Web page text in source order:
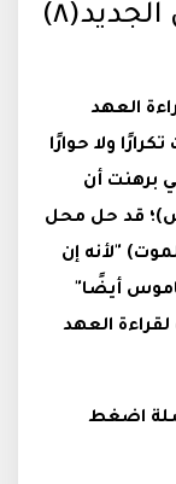
قراءة العهد القديم بعيون الجديد(٨)
العهد
ولا حوارًا
برهنت أن
قد حل محل
"لأنه إن
أيضًا"
لقراءة العهد
اضغط